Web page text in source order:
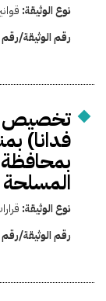
نوع الوثيقة:
رقم الوثيقة/
فدانا)
المسلحة
نوع الوثيقة:
رقم الوثيقة/